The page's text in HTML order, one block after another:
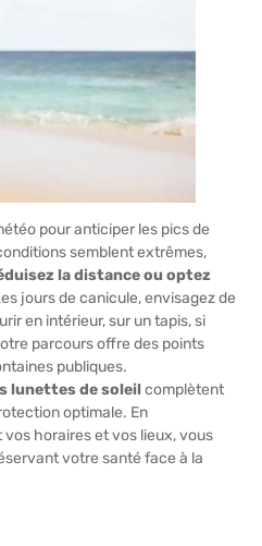
pour anticiper les pics de
semblent extrêmes,
la distance ou optez
jours de canicule, envisagez de
en intérieur, sur un tapis, si
parcours offre des points
publiques.
lunettes de soleilcomplètent
optimale. En
horaires et vos lieux, vous
votre santé face à la